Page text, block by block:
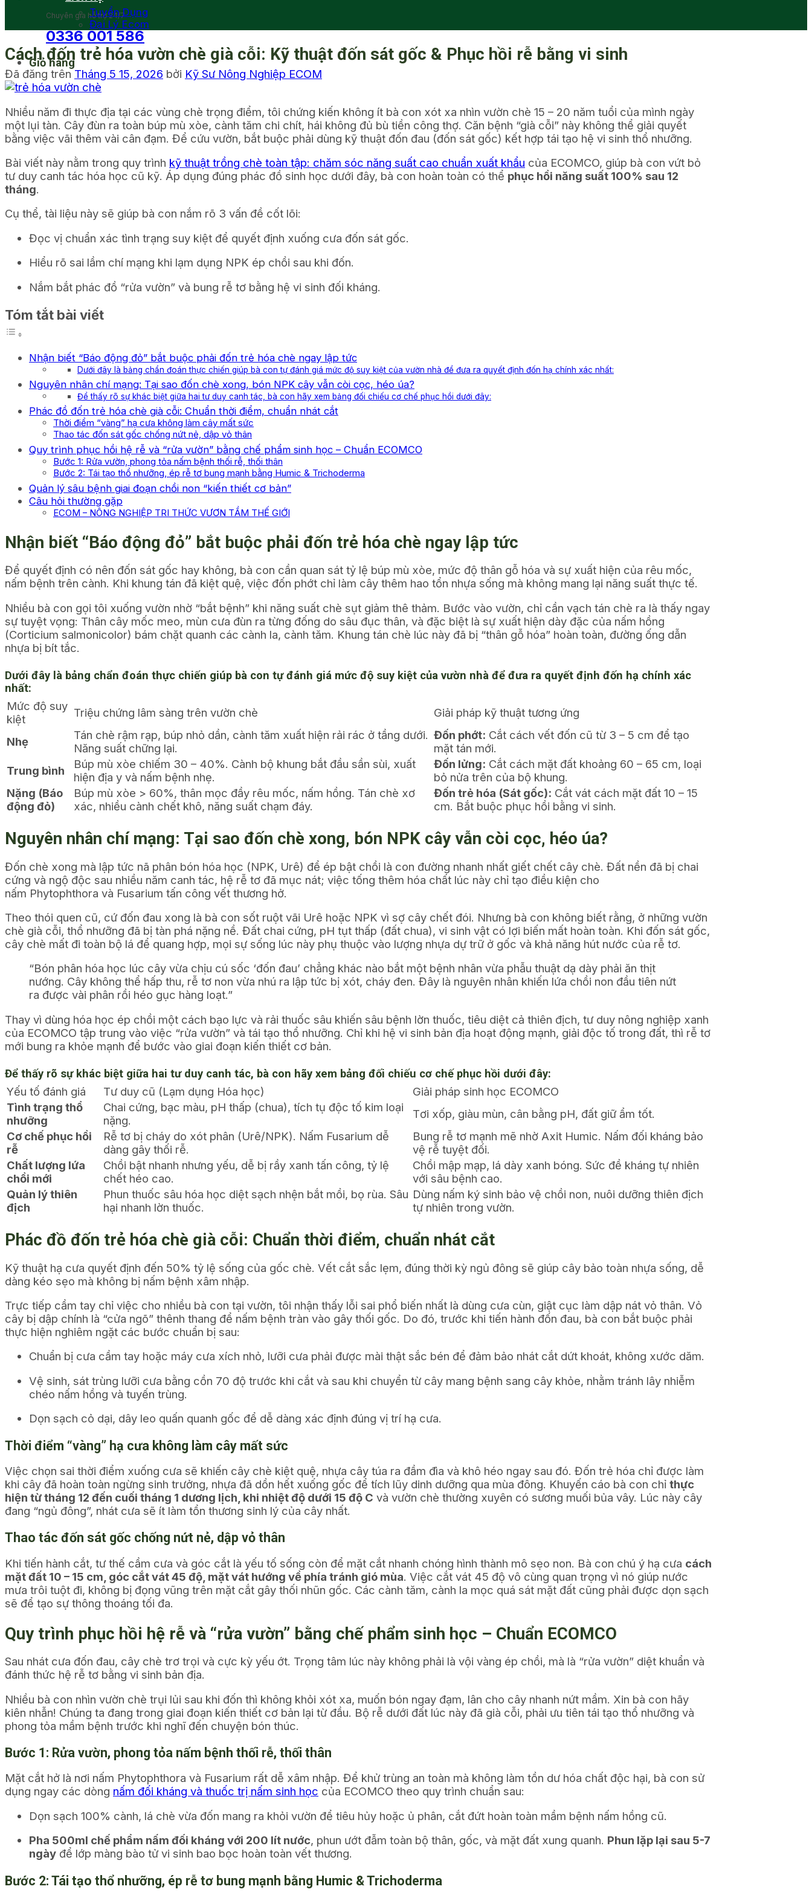
Chuyên gia hỗ trợ 24/7
0336 001 586
Giỏ hàng
Tuyển Dụng
Đại Lý Ecom
Cách đốn trẻ hóa vườn chè già cỗi: Kỹ thuật đốn sát gốc & Phục hồi rễ bằng vi sinh
Đã đăng trên Tháng 5 15, 2026 bởi Kỹ Sư Nông Nghiệp ECOM
Nhiều năm đi thực địa tại các vùng chè trọng điểm, tôi chứng kiến không ít bà con xót xa nhìn vườn chè 15 – 20 năm tuổi của mình ngày
một lụi tàn. Cây đùn ra toàn búp mù xòe, cành tăm chi chít, hái không đủ bù tiền công thợ. Căn bệnh “già cỗi” này không thể giải quyết
bằng việc vãi thêm vài cân đạm. Để cứu vườn, bắt buộc phải dùng kỹ thuật đốn đau (đốn sát gốc) kết hợp tái tạo hệ vi sinh thổ nhưỡng.
Bài viết này nằm trong quy trình kỹ thuật trồng chè toàn tập: chăm sóc năng suất cao chuẩn xuất khẩu của ECOMCO, giúp bà con vứt bỏ
tư duy canh tác hóa học cũ kỹ. Áp dụng đúng phác đồ sinh học dưới đây, bà con hoàn toàn có thể phục hồi năng suất 100% sau 12
tháng.
Cụ thể, tài liệu này sẽ giúp bà con nắm rõ 3 vấn đề cốt lõi:
Đọc vị chuẩn xác tình trạng suy kiệt để quyết định xuống cưa đốn sát gốc.
Hiểu rõ sai lầm chí mạng khi lạm dụng NPK ép chồi sau khi đốn.
Nắm bắt phác đồ “rửa vườn” và bung rễ tơ bằng hệ vi sinh đối kháng.
Tóm tắt bài viết
Nhận biết “Báo động đỏ” bắt buộc phải đốn trẻ hóa chè ngay lập tức
Dưới đây là bảng chẩn đoán thực chiến giúp bà con tự đánh giá mức độ suy kiệt của vườn nhà để đưa ra quyết định đốn hạ chính xác nhất:
Nguyên nhân chí mạng: Tại sao đốn chè xong, bón NPK cây vẫn còi cọc, héo úa?
Để thấy rõ sự khác biệt giữa hai tư duy canh tác, bà con hãy xem bảng đối chiếu cơ chế phục hồi dưới đây:
Phác đồ đốn trẻ hóa chè già cỗi: Chuẩn thời điểm, chuẩn nhát cắt
Thời điểm “vàng” hạ cưa không làm cây mất sức
Thao tác đốn sát gốc chống nứt nẻ, dập vỏ thân
Quy trình phục hồi hệ rễ và “rửa vườn” bằng chế phẩm sinh học – Chuẩn ECOMCO
Bước 1: Rửa vườn, phong tỏa nấm bệnh thối rễ, thối thân
Bước 2: Tái tạo thổ nhưỡng, ép rễ tơ bung mạnh bằng Humic & Trichoderma
Quản lý sâu bệnh giai đoạn chồi non “kiến thiết cơ bản”
Câu hỏi thường gặp
ECOM – NÔNG NGHIỆP TRI THỨC VƯƠN TẦM THẾ GIỚI
Nhận biết “Báo động đỏ” bắt buộc phải đốn trẻ hóa chè ngay lập tức
Để quyết định có nên đốn sát gốc hay không, bà con cần quan sát tỷ lệ búp mù xòe, mức độ thân gỗ hóa và sự xuất hiện của rêu mốc,
nấm bệnh trên cành. Khi khung tán đã kiệt quệ, việc đốn phớt chỉ làm cây thêm hao tổn nhựa sống mà không mang lại năng suất thực tế.
Nhiều bà con gọi tôi xuống vườn nhờ “bắt bệnh” khi năng suất chè sụt giảm thê thảm. Bước vào vườn, chỉ cần vạch tán chè ra là thấy ngay
sự tuyệt vọng: Thân cây mốc meo, mùn cưa đùn ra từng đống do sâu đục thân, và đặc biệt là sự xuất hiện dày đặc của nấm hồng
(Corticium salmonicolor) bám chặt quanh các cành la, cành tăm. Khung tán chè lúc này đã bị “thân gỗ hóa” hoàn toàn, đường ống dẫn
nhựa bị bít tắc.
Dưới đây là bảng chẩn đoán thực chiến giúp bà con tự đánh giá mức độ suy kiệt của vườn nhà để đưa ra quyết định đốn hạ chính xác
nhất:
Mức độ suy
kiệt
Triệu chứng lâm sàng trên vườn chè Giải pháp kỹ thuật tương ứng
Nhẹ
Tán chè rậm rạp, búp nhỏ dần, cành tăm xuất hiện rải rác ở tầng dưới.
Năng suất chững lại.
Đốn phớt: Cắt cách vết đốn cũ từ 3 – 5 cm để tạo
mặt tán mới.
Trung bình
Búp mù xòe chiếm 30 – 40%. Cành bộ khung bắt đầu sần sùi, xuất
hiện địa y và nấm bệnh nhẹ.
Đốn lửng: Cắt cách mặt đất khoảng 60 – 65 cm, loại
bỏ nửa trên của bộ khung.
Nặng (Báo
động đỏ)
Búp mù xòe > 60%, thân mọc đầy rêu mốc, nấm hồng. Tán chè xơ
xác, nhiều cành chết khô, năng suất chạm đáy.
Đốn trẻ hóa (Sát gốc): Cắt vát cách mặt đất 10 – 15
cm. Bắt buộc phục hồi bằng vi sinh.
Nguyên nhân chí mạng: Tại sao đốn chè xong, bón NPK cây vẫn còi cọc, héo úa?
Đốn chè xong mà lập tức nã phân bón hóa học (NPK, Urê) để ép bật chồi là con đường nhanh nhất giết chết cây chè. Đất nền đã bị chai
cứng và ngộ độc sau nhiều năm canh tác, hệ rễ tơ đã mục nát; việc tống thêm hóa chất lúc này chỉ tạo điều kiện cho
nấm Phytophthora và Fusarium tấn công vết thương hở.
Theo thói quen cũ, cứ đốn đau xong là bà con sốt ruột vãi Urê hoặc NPK vì sợ cây chết đói. Nhưng bà con không biết rằng, ở những vườn
chè già cỗi, thổ nhưỡng đã bị tàn phá nặng nề. Đất chai cứng, pH tụt thấp (đất chua), vi sinh vật có lợi biến mất hoàn toàn. Khi đốn sát gốc,
cây chè mất đi toàn bộ lá để quang hợp, mọi sự sống lúc này phụ thuộc vào lượng nhựa dự trữ ở gốc và khả năng hút nước của rễ tơ.
“Bón phân hóa học lúc cây vừa chịu cú sốc ‘đốn đau’ chẳng khác nào bắt một bệnh nhân vừa phẫu thuật dạ dày phải ăn thịt
nướng. Cây không thể hấp thu, rễ tơ non vừa nhú ra lập tức bị xót, cháy đen. Đây là nguyên nhân khiến lứa chồi non đầu tiên nứt
ra được vài phân rồi héo gục hàng loạt.”
Thay vì dùng hóa học ép chồi một cách bạo lực và rải thuốc sâu khiến sâu bệnh lờn thuốc, tiêu diệt cả thiên địch, tư duy nông nghiệp xanh
của ECOMCO tập trung vào việc “rửa vườn” và tái tạo thổ nhưỡng. Chỉ khi hệ vi sinh bản địa hoạt động mạnh, giải độc tố trong đất, thì rễ tơ
mới bung ra khỏe mạnh để bước vào giai đoạn kiến thiết cơ bản.
Để thấy rõ sự khác biệt giữa hai tư duy canh tác, bà con hãy xem bảng đối chiếu cơ chế phục hồi dưới đây:
Yếu tố đánh giá Tư duy cũ (Lạm dụng Hóa học)
Giải pháp sinh học ECOMCO
Tình trạng thổ
nhưỡng
Chai cứng, bạc màu, pH thấp (chua), tích tụ độc tố kim loại
nặng.
Tơi xốp, giàu mùn, cân bằng pH, đất giữ ẩm tốt.
Cơ chế phục hồi
rễ
Rễ tơ bị cháy do xót phân (Urê/NPK). Nấm Fusarium dễ
dàng gây thối rễ.
Bung rễ tơ mạnh mẽ nhờ Axit Humic. Nấm đối kháng bảo
vệ rễ tuyệt đối.
Chất lượng lứa
chồi mới
Chồi bật nhanh nhưng yếu, dễ bị rầy xanh tấn công, tỷ lệ
chết héo cao.
Chồi mập mạp, lá dày xanh bóng. Sức đề kháng tự nhiên
với sâu bệnh cao.
Quản lý thiên
địch
Phun thuốc sâu hóa học diệt sạch nhện bắt mồi, bọ rùa. Sâu
hại nhanh lờn thuốc.
Dùng nấm ký sinh bảo vệ chồi non, nuôi dưỡng thiên địch
tự nhiên trong vườn.
Phác đồ đốn trẻ hóa chè già cỗi: Chuẩn thời điểm, chuẩn nhát cắt
Kỹ thuật hạ cưa quyết định đến 50% tỷ lệ sống của gốc chè. Vết cắt sắc lẹm, đúng thời kỳ ngủ đông sẽ giúp cây bảo toàn nhựa sống, dễ
dàng kéo sẹo mà không bị nấm bệnh xâm nhập.
Trực tiếp cầm tay chỉ việc cho nhiều bà con tại vườn, tôi nhận thấy lỗi sai phổ biến nhất là dùng cưa cùn, giật cục làm dập nát vỏ thân. Vỏ
cây bị dập chính là “cửa ngõ” thênh thang để nấm bệnh tràn vào gây thối gốc. Do đó, trước khi tiến hành đốn đau, bà con bắt buộc phải
thực hiện nghiêm ngặt các bước chuẩn bị sau:
Chuẩn bị cưa cầm tay hoặc máy cưa xích nhỏ, lưỡi cưa phải được mài thật sắc bén để đảm bảo nhát cắt dứt khoát, không xước dăm.
Vệ sinh, sát trùng lưỡi cưa bằng cồn 70 độ trước khi cắt và sau khi chuyển từ cây mang bệnh sang cây khỏe, nhằm tránh lây nhiễm
chéo nấm hồng và tuyến trùng.
Dọn sạch cỏ dại, dây leo quấn quanh gốc để dễ dàng xác định đúng vị trí hạ cưa.
Thời điểm “vàng” hạ cưa không làm cây mất sức
Việc chọn sai thời điểm xuống cưa sẽ khiến cây chè kiệt quệ, nhựa cây túa ra đầm đìa và khô héo ngay sau đó. Đốn trẻ hóa chỉ được làm
khi cây đã hoàn toàn ngừng sinh trưởng, nhựa đã dồn hết xuống gốc để tích lũy dinh dưỡng qua mùa đông. Khuyến cáo bà con chỉ thực
hiện từ tháng 12 đến cuối tháng 1 dương lịch, khi nhiệt độ dưới 15 độ C và vườn chè thường xuyên có sương muối bủa vây. Lúc này cây
đang “ngủ đông”, nhát cưa sẽ ít làm tổn thương sinh lý của cây nhất.
Thao tác đốn sát gốc chống nứt nẻ, dập vỏ thân
Khi tiến hành cắt, tư thế cầm cưa và góc cắt là yếu tố sống còn để mặt cắt nhanh chóng hình thành mô sẹo non. Bà con chú ý hạ cưa cách
mặt đất 10 – 15 cm, góc cắt vát 45 độ, mặt vát hướng về phía tránh gió mùa. Việc cắt vát 45 độ vô cùng quan trọng vì nó giúp nước
mưa trôi tuột đi, không bị đọng vũng trên mặt cắt gây thối nhũn gốc. Các cành tăm, cành la mọc quá sát mặt đất cũng phải được dọn sạch
sẽ để tạo sự thông thoáng tối đa.
Quy trình phục hồi hệ rễ và “rửa vườn” bằng chế phẩm sinh học – Chuẩn ECOMCO
Sau nhát cưa đốn đau, cây chè trơ trọi và cực kỳ yếu ớt. Trọng tâm lúc này không phải là vội vàng ép chồi, mà là “rửa vườn” diệt khuẩn và
đánh thức hệ rễ tơ bằng vi sinh bản địa.
Nhiều bà con nhìn vườn chè trụi lủi sau khi đốn thì không khỏi xót xa, muốn bón ngay đạm, lân cho cây nhanh nứt mầm. Xin bà con hãy
kiên nhẫn! Chúng ta đang trong giai đoạn kiến thiết cơ bản lại từ đầu. Bộ rễ dưới đất lúc này đã già cỗi, phải ưu tiên tái tạo thổ nhưỡng và
phong tỏa mầm bệnh trước khi nghĩ đến chuyện bón thúc.
Bước 1: Rửa vườn, phong tỏa nấm bệnh thối rễ, thối thân
Mặt cắt hở là nơi nấm Phytophthora và Fusarium rất dễ xâm nhập. Để khử trùng an toàn mà không làm tồn dư hóa chất độc hại, bà con sử
dụng ngay các dòng nấm đối kháng và thuốc trị nấm sinh học của ECOMCO theo quy trình chuẩn sau:
Dọn sạch 100% cành, lá chè vừa đốn mang ra khỏi vườn để tiêu hủy hoặc ủ phân, cắt đứt hoàn toàn mầm bệnh nấm hồng cũ.
Pha 500ml chế phẩm nấm đối kháng với 200 lít nước, phun ướt đẫm toàn bộ thân, gốc, và mặt đất xung quanh. Phun lặp lại sau 5-7
ngày để lớp màng bào tử vi sinh bao bọc hoàn toàn vết thương.
Bước 2: Tái tạo thổ nhưỡng, ép rễ tơ bung mạnh bằng Humic & Trichoderma